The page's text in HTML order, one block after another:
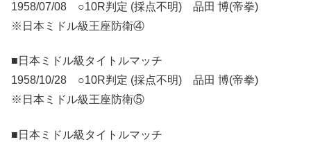
1958/07/08 ○10R判定 (採点不明) 品田 博(帝拳)
※日本ミドル級王座防衛④
■日本ミドル級タイトルマッチ
1958/10/28 ○10R判定 (採点不明) 品田 博(帝拳)
※日本ミドル級王座防衛⑤
■日本ミドル級タイトルマッチ